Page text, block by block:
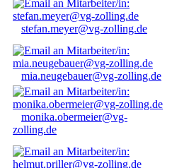
stefan.meyer@vg-zolling.de
mia.neugebauer@vg-zolling.de
monika.obermeier@vg-
zolling.de